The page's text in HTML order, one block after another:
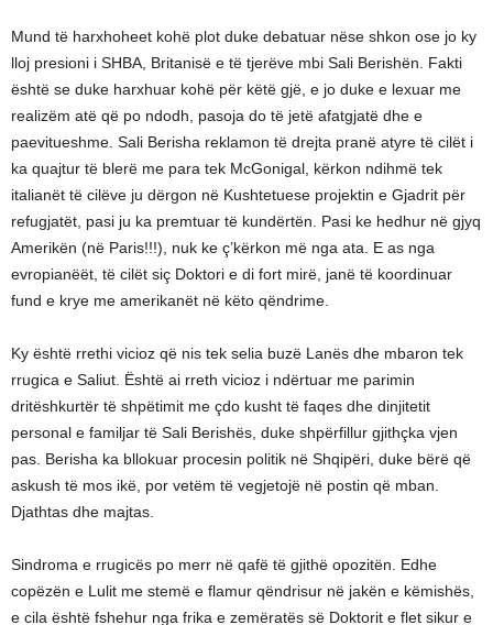
Mund të harxhoheet kohë plot duke debatuar nëse shkon ose jo ky
lloj presioni i SHBA, Britanisë e të tjerëve mbi Sali Berishën. Fakti
është se duke harxhuar kohë për këtë gjë, e jo duke e lexuar me
realizëm atë që po ndodh, pasoja do të jetë afatgjatë dhe e
paevitueshme. Sali Berisha reklamon të drejta pranë atyre të cilët i
ka quajtur të blerë me para tek McGonigal, kërkon ndihmë tek
italianët të cilëve ju dërgon në Kushtetuese projektin e Gjadrit për
refugjatët, pasi ju ka premtuar të kundërtën. Pasi ke hedhur në gjyq
Amerikën (në Paris!!!), nuk ke ç’kërkon më nga ata. E as nga
evropianëët, të cilët siç Doktori e di fort mirë, janë të koordinuar
fund e krye me amerikanët në këto qëndrime.
Ky është rrethi vicioz që nis tek selia buzë Lanës dhe mbaron tek
rrugica e Saliut. Është ai rreth vicioz i ndërtuar me parimin
dritëshkurtër të shpëtimit me çdo kusht të faqes dhe dinjitetit
personal e familjar të Sali Berishës, duke shpërfillur gjithçka vjen
pas. Berisha ka bllokuar procesin politik në Shqipëri, duke bërë që
askush të mos ikë, por vetëm të vegjetojë në postin që mban.
Djathtas dhe majtas.
Sindroma e rrugicës po merr në qafë të gjithë opozitën. Edhe
copëzën e Lulit me stemë e flamur qëndrisur në jakën e këmishës,
e cila është fshehur nga frika e zemëratës së Doktorit e flet sikur e